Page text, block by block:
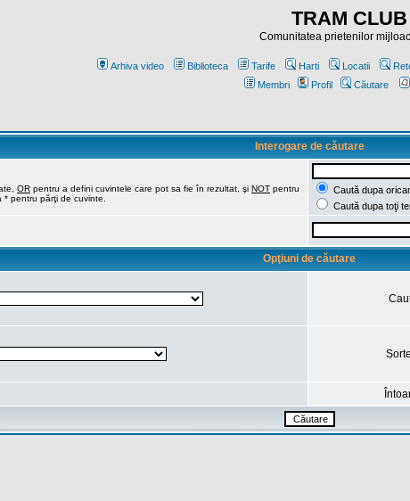
TRAM
Comunitatea prietenilor
Arhiva video Biblioteca Tarife Harti Locatii
Membri
Profil Căutare
Interogare de căutare
OR pentru a defini cuvintele care pot sa fie în rezultat, şi NOT pentru
pentru părţi de cuvinte.
Caută dupa
Caută dupa toţi
Opţiuni de căutare